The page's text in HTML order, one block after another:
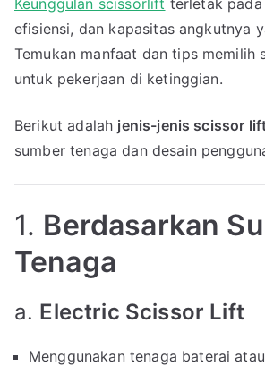
efisiensi, dan kapasitas angkutnya
Temukan manfaat dan tips memilih
untuk pekerjaan di ketinggian.
Berikut adalah jenis-jenis scissor
sumber tenaga dan desain
1. Berdasarkan
Tenaga
a. Electric Scissor Lift
Menggunakan tenaga baterai